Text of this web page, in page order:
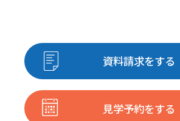
資料請求をする
見学予約をする